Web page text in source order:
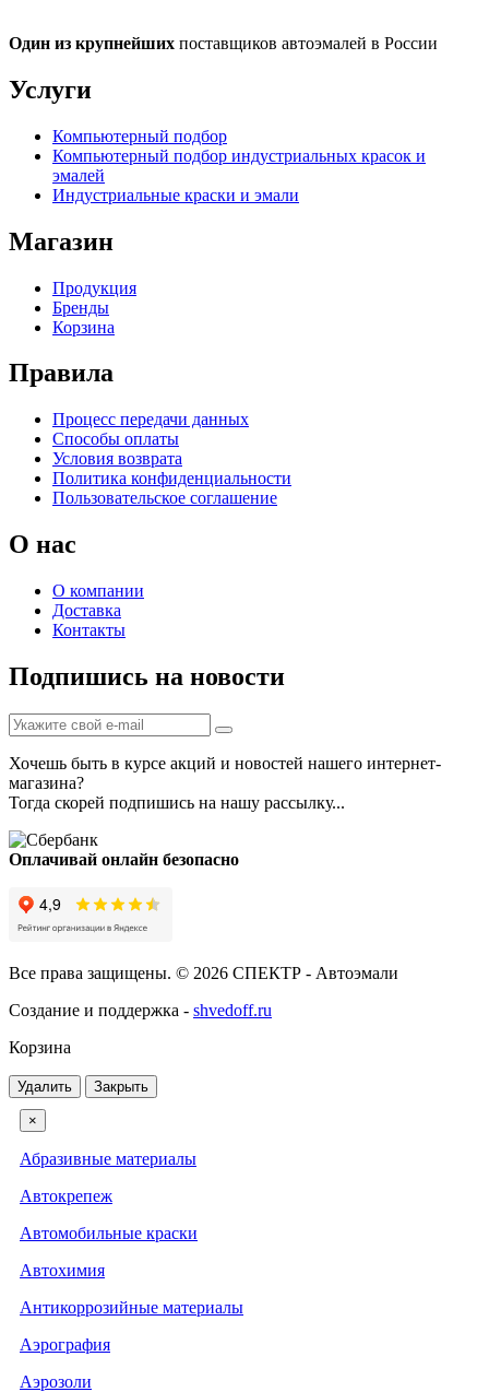
Один из крупнейших поставщиков автоэмалей в России
Услуги
Компьютерный подбор
Компьютерный подбор индустриальных красок и
эмалей
Индустриальные краски и эмали
Магазин
Продукция
Бренды
Корзина
Правила
Процесс передачи данных
Способы оплаты
Условия возврата
Политика конфиденциальности
Пользовательское соглашение
О нас
О компании
Доставка
Контакты
Подпишись на новости
Хочешь быть в курсе акций и новостей нашего интернет-
магазина?
Тогда скорей подпишись на нашу рассылку...
Оплачивай онлайн безопасно
Все права защищены. © 2026 СПЕКТР - Автоэмали
Создание и поддержка - shvedoff.ru
Корзина
Удалить Закрыть
×
Абразивные материалы
Автокрепеж
Автомобильные краски
Автохимия
Антикоррозийные материалы
Аэрография
Аэрозоли